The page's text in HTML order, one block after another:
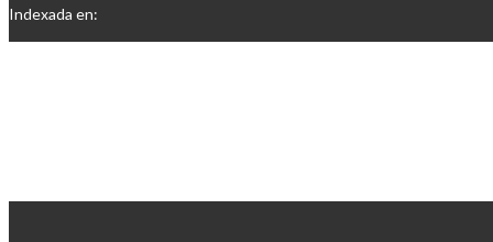
Indexada en: